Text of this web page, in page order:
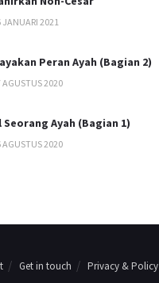
JANUARI 2021
Peran Ayah (Bagian 2)
AGUSTUS 2020
Seorang Ayah (Bagian 1)
AGUSTUS 2020
Get in touch Privacy & Policy